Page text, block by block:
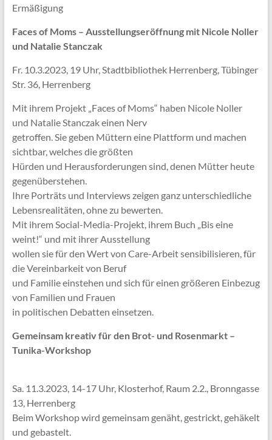
Ermäßigung
Faces of Moms – Ausstellungseröffnung mit Nicole Noller
und Natalie Stanczak
Fr. 10.3.2023, 19 Uhr, Stadtbibliothek Herrenberg, Tübinger
Str. 36, Herrenberg
Mit ihrem Projekt „Faces of Moms“ haben Nicole Noller
und Natalie Stanczak einen Nerv
getroffen. Sie geben Müttern eine Plattform und machen
sichtbar, welches die größten
Hürden und Herausforderungen sind, denen Mütter heute
gegenüberstehen.
Ihre Porträts und Interviews zeigen ganz unterschiedliche
Lebensrealitäten, ohne zu bewerten.
Mit ihrem Social-Media-Projekt, ihrem Buch „Bis eine
weint!“ und mit ihrer Ausstellung
wollen sie für den Wert von Care-Arbeit sensibilisieren, für
die Vereinbarkeit von Beruf
und Familie einstehen und sich für einen größeren Einbezug
von Familien und Frauen
in politischen Debatten einsetzen.
Gemeinsam kreativ für den Brot- und Rosenmarkt –
Tunika-Workshop
Sa. 11.3.2023, 14-17 Uhr, Klosterhof, Raum 2.2., Bronngasse
13, Herrenberg
Beim Workshop wird gemeinsam genäht, gestrickt, gehäkelt
und gebastelt.